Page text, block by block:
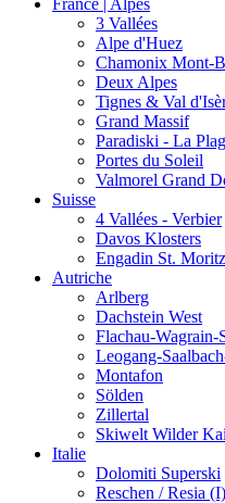
France | Alpes
3 Vallées
Alpe d'Huez
Chamonix Mont-
Deux Alpes
Tignes & Val
Grand Massif
Paradiski - La
Portes du Soleil
Valmorel Grand
Suisse
4 Vallées - Verbier
Davos Klosters
Engadin St. Moritz
Autriche
Arlberg
Dachstein West
Flachau-Wagrain-
Leogang-
Montafon
Sölden
Zillertal
Skiwelt Wilder
Italie
Dolomiti Superski
Reschen / Resia